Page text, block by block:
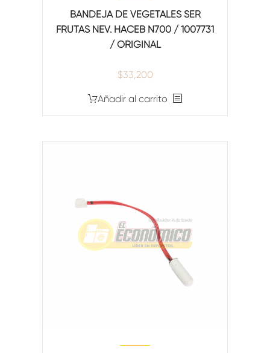
BANDEJA DE VEGETALES SER
FRUTAS NEV. HACEB N700 / 1007731
/ ORIGINAL
$33,200
Añadir al carrito